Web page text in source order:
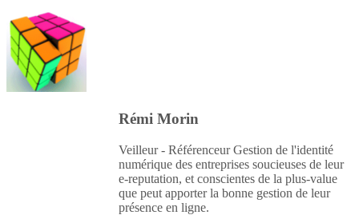
Rémi Morin
Veilleur - Référenceur Gestion de l'identité
numérique des entreprises soucieuses de leur
e-reputation, et conscientes de la plus-value
que peut apporter la bonne gestion de leur
présence en ligne.